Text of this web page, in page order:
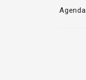
Agenda